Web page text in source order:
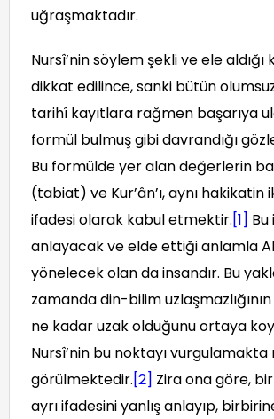
uğraşmaktadır.
Nursî’nin söylem şekli ve ele aldığı
dikkat edilince, sanki bütün
tarihî kayıtlara rağmen başarıya
formül bulmuş gibi davrandığı
Bu formülde yer alan değerlerin
(tabiat) ve Kur’ân’ı, aynı hakikatin
ifadesi olarak kabul etmektir.[1]
anlayacak ve elde ettiği anlamla
yönelecek olan da insandır. Bu
zamanda din-bilim
ne kadar uzak olduğunu ortaya
Nursî’nin bu noktayı vurgulamakta
görülmektedir.[2] Zira ona göre,
ayrı ifadesini yanlış anlayıp,